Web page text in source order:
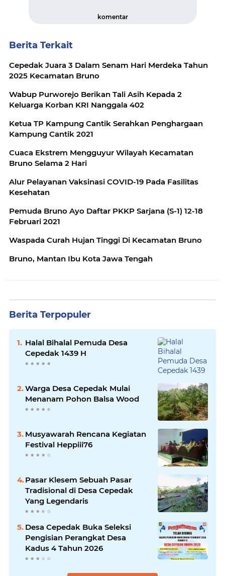
komentar
Berita Terkait
Cepedak Juara 3 Dalam Senam Hari Merdeka Tahun
2025 Kecamatan Bruno
Wabup Purworejo Berikan Tali Asih Kepada 2
Keluarga Korban KRI Nanggala 402
Ketua TP Kampung Cantik Serahkan Penghargaan
Kampung Cantik 2021
Cuaca Ekstrem Mengguyur Wilayah Kecamatan
Bruno Selama 2 Hari
Alur Pelayanan Vaksinasi COVID-19 Pada Fasilitas
Kesehatan
Pemuda Bruno Ayo Daftar PKKP Sarjana (S-1) 12-18
Februari 2021
Waspada Curah Hujan Tinggi Di Kecamatan Bruno
Bruno, Mantan Ibu Kota Jawa Tengah
Berita Terpopuler
Halal Bihalal Pemuda Desa
Cepedak 1439 H
Warga Desa Cepedak Mulai
Menanam Pohon Balsa Wood
Musyawarah Rencana Kegiatan
Festival Heppiii76
Pasar Klesem Sebuah Pasar
Tradisional di Desa Cepedak
Yang Legendaris
Desa Cepedak Buka Seleksi
Pengisian Perangkat Desa
Kadus 4 Tahun 2026